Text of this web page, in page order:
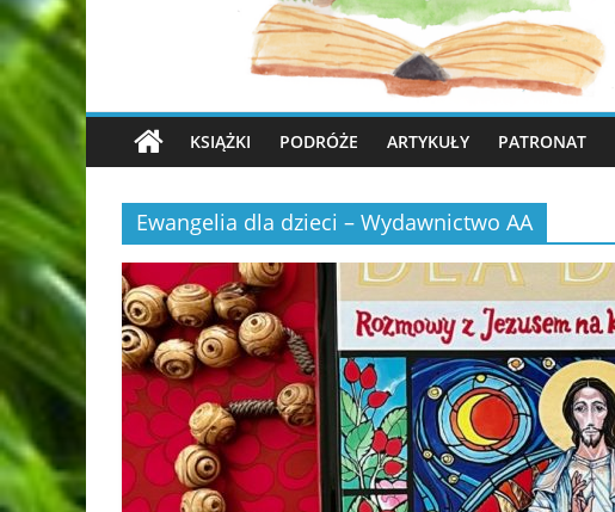
KSIĄŻKI PODRÓŻE ARTYKUŁY PATRONAT
Ewangelia dla dzieci – Wydawnictwo AA